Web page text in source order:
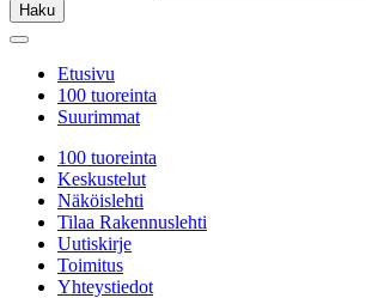
Haku
Etusivu
100 tuoreinta
Suurimmat
100 tuoreinta
Keskustelut
Näköislehti
Tilaa Rakennuslehti
Uutiskirje
Toimitus
Yhteystiedot